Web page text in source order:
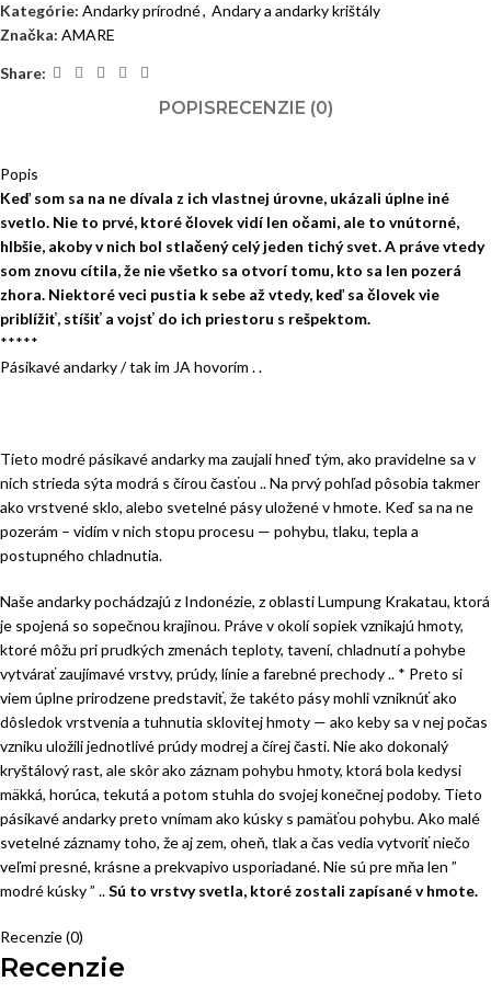
Kategórie: Andarky prírodné, Andary a andarky krištály
Značka: AMARE
Share:
POPIS RECENZIE (0)
Popis
Keď som sa na ne dívala z ich vlastnej úrovne, ukázali úplne iné
svetlo. Nie to prvé, ktoré človek vidí len očami, ale to vnútorné,
hlbšie, akoby v nich bol stlačený celý jeden tichý svet. A práve vtedy
som znovu cítila, že nie všetko sa otvorí tomu, kto sa len pozerá
zhora. Niektoré veci pustia k sebe až vtedy, keď sa človek vie
priblížiť, stíšiť a vojsť do ich priestoru s rešpektom.
*****
Pásikavé andarky / tak im JA hovorím . .
Tieto modré pásikavé andarky ma zaujali hneď tým, ako pravidelne sa v
nich strieda sýta modrá s čírou časťou .. Na prvý pohľad pôsobia takmer
ako vrstvené sklo, alebo svetelné pásy uložené v hmote. Keď sa na ne
pozerám – vidím v nich stopu procesu — pohybu, tlaku, tepla a
postupného chladnutia.
Naše andarky pochádzajú z Indonézie, z oblasti Lumpung Krakatau, ktorá
je spojená so sopečnou krajinou. Práve v okolí sopiek vznikajú hmoty,
ktoré môžu pri prudkých zmenách teploty, tavení, chladnutí a pohybe
vytvárať zaujímavé vrstvy, prúdy, línie a farebné prechody .. * Preto si
viem úplne prirodzene predstaviť, že takéto pásy mohli vzniknúť ako
dôsledok vrstvenia a tuhnutia sklovitej hmoty — ako keby sa v nej počas
vzniku uložili jednotlivé prúdy modrej a čírej časti. Nie ako dokonalý
kryštálový rast, ale skôr ako záznam pohybu hmoty, ktorá bola kedysi
mäkká, horúca, tekutá a potom stuhla do svojej konečnej podoby. Tieto
pásikavé andarky preto vnímam ako kúsky s pamäťou pohybu. Ako malé
svetelné záznamy toho, že aj zem, oheň, tlak a čas vedia vytvoriť niečo
veľmi presné, krásne a prekvapivo usporiadané. Nie sú pre mňa len ”
modré kúsky ” ..Sú to vrstvy svetla, ktoré zostali zapísané v hmote.
Recenzie (0)
Recenzie